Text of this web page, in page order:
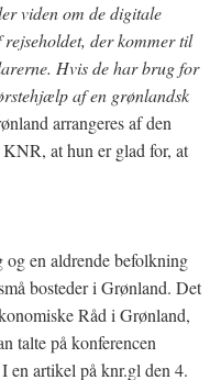
viden om de digitale
der kommer til
Hvis de har brug for
af en grønlandsk
arrangeres af den
at hun er glad for, at
en aldrende befolkning
bosteder i Grønland. Det
Råd i Grønland,
talte på konferencen
en artikel på knr.gl den 4.